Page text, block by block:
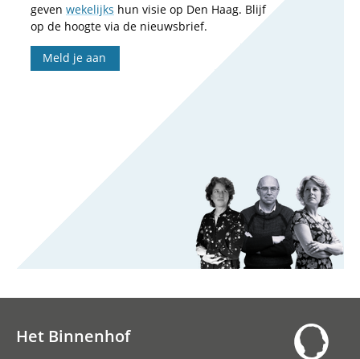
geven wekelijks hun visie op Den Haag. Blijf
op de hoogte via de nieuwsbrief.
Meld je aan
Het Binnenhof